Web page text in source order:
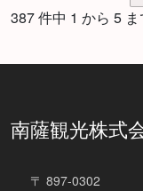
387 件中 1 から 5
南薩観光株式
〒 897-0302